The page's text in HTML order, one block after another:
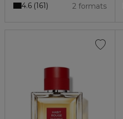
2 formats
4.6 161